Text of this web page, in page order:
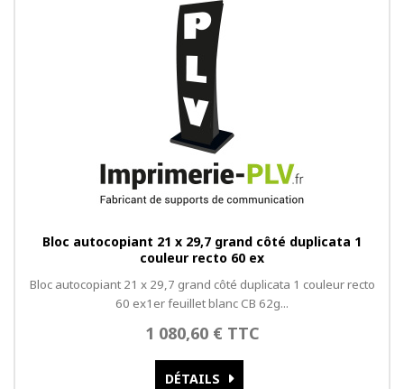
Bloc autocopiant 21 x 29,7 grand côté duplicata 1
couleur recto 60 ex
Bloc autocopiant 21 x 29,7 grand côté duplicata 1 couleur recto
60 ex1er feuillet blanc CB 62g...
1 080,60 € TTC
DÉTAILS